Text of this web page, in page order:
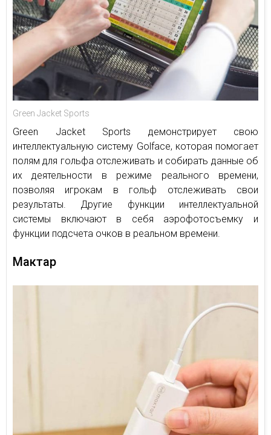
Green Jacket Sports
Green Jacket Sports демонстрирует свою
интеллектуальную систему Golface, которая помогает
полям для гольфа отслеживать и собирать данные об
их деятельности в режиме реального времени,
позволяя игрокам в гольф отслеживать свои
результаты. Другие функции интеллектуальной
системы включают в себя аэрофотосъемку и
функции подсчета очков в реальном времени.
Мактар